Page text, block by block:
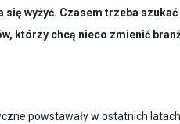
się wyżyć. Czasem trzeba
którzy chcą nieco zmienić
powstawały w ostatnich